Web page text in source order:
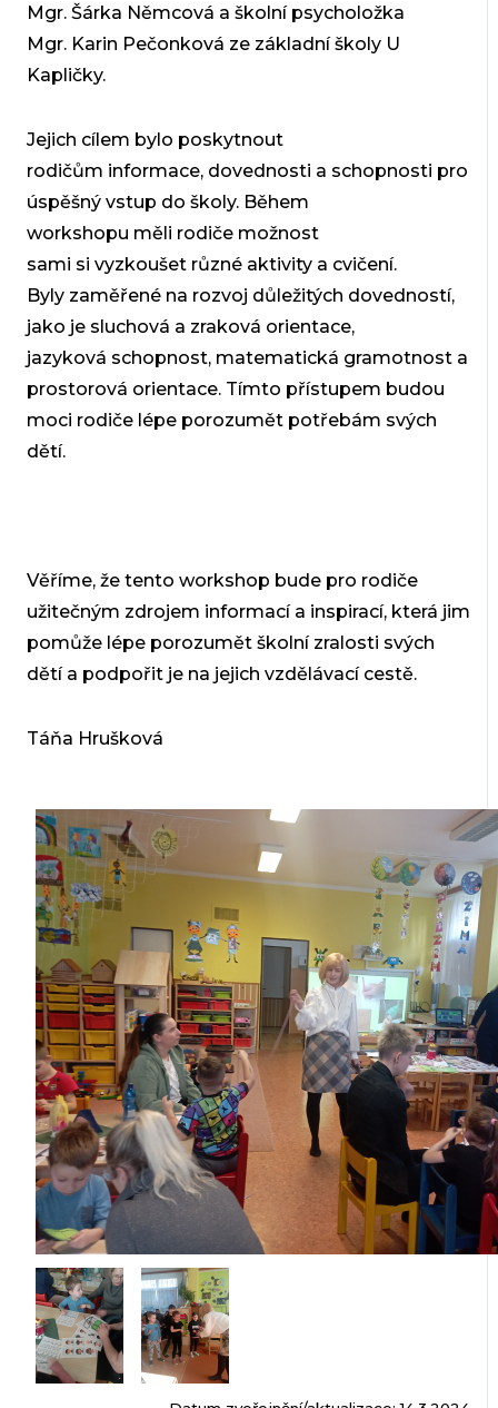
Mgr. Šárka Němcová a školní psycholožka
Mgr. Karin Pečonková ze základní školy U
Kapličky.
Jejich cílem bylo poskytnout
rodičům informace, dovednosti a schopnosti pro
úspěšný vstup do školy. Během
workshopu měli rodiče možnost
sami si vyzkoušet různé aktivity a cvičení.
Byly zaměřené na rozvoj důležitých dovedností,
jako je sluchová a zraková orientace,
jazyková schopnost, matematická gramotnost a
prostorová orientace. Tímto přístupem budou
moci rodiče lépe porozumět potřebám svých
dětí.
Věříme, že tento workshop bude pro rodiče
užitečným zdrojem informací a inspirací, která jim
pomůže lépe porozumět školní zralosti svých
dětí a podpořit je na jejich vzdělávací cestě.
Táňa Hrušková